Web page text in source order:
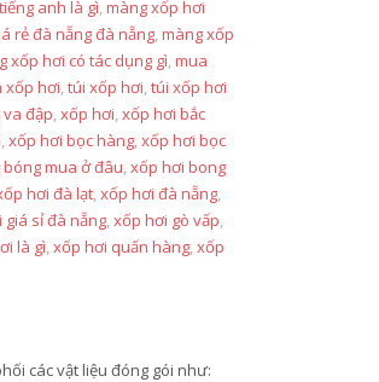
anh là gì,màng xốp hơi
rẻ đà nẵng đà nẵng,màng xốp
xốp hơi có tác dụng gì,mua
xốp hơi,túi xốp hơi,túi xốp hơi
đập,xốp hơi,xốp hơi bắc
,xốp hơi bọc hàng,xốp hơi bọc
mua ở đâu,xốp hơi bong
hơi đà lạt,xốp hơi đà nẵng,
giá sỉ đà nẵng,xốp hơi gò vấp,
là gì,xốp hơi quấn hàng,xốp
các vật liệu đóng gói như: